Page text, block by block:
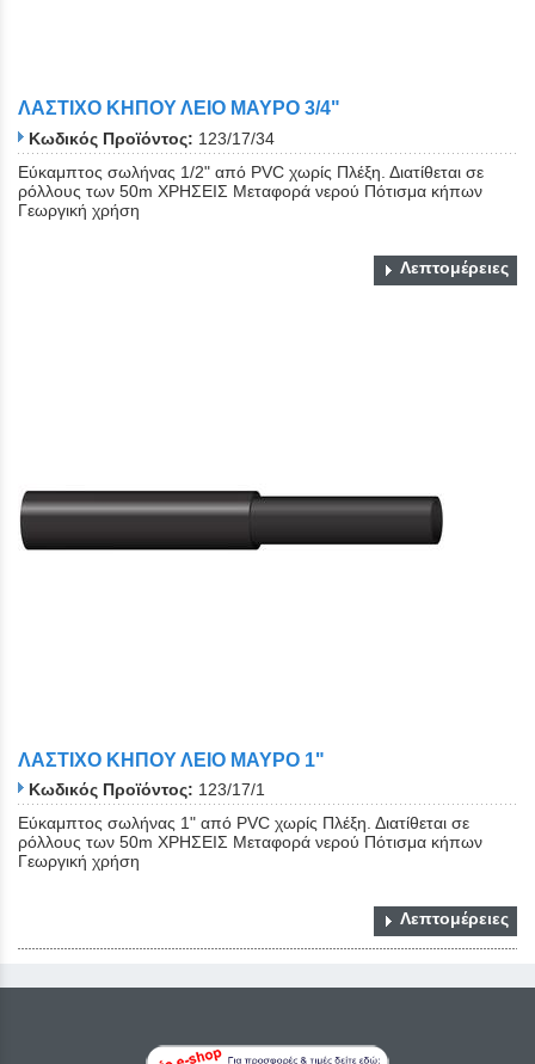
ΛΑΣΤΙΧΟ ΚΗΠΟΥ ΛΕΙΟ ΜΑΥΡΟ 3/4"
Κωδικός Προϊόντος: 123/17/34
Εύκαμπτος σωλήνας 1/2" από PVC χωρίς Πλέξη. Διατίθεται σε
ρόλλους των 50m ΧΡΗΣΕΙΣ Μεταφορά νερού Πότισμα κήπων
Γεωργική χρήση
Λεπτομέρειες
ΛΑΣΤΙΧΟ ΚΗΠΟΥ ΛΕΙΟ ΜΑΥΡΟ 1"
Κωδικός Προϊόντος: 123/17/1
Εύκαμπτος σωλήνας 1" από PVC χωρίς Πλέξη. Διατίθεται σε
ρόλλους των 50m ΧΡΗΣΕΙΣ Μεταφορά νερού Πότισμα κήπων
Γεωργική χρήση
Λεπτομέρειες